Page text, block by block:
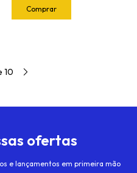
10
ofertas
e lançamentos em primeira mão